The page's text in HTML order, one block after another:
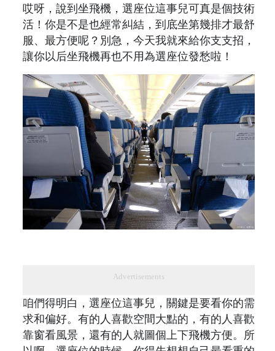
哎呀，說到坐飛機，選座位這事兒可真是個技術
活！你是不是也經常糾結，到底坐第幾排才最舒
服、最方便呢？別急，今天我就來給你支支招，
讓你以后坐飛機再也不用為選座位發愁啦！
Advertisements
咱們得明白，選座位這事兒，關鍵是要看你的需
求和偏好。有的人喜歡空間大點的，有的人喜歡
靠窗看風景，還有的人就圖個上下飛機方便。所